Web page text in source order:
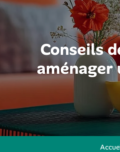
Conseils
aménager